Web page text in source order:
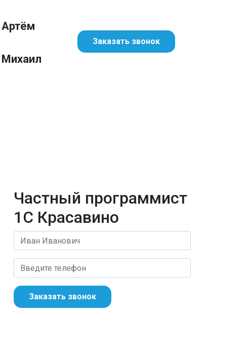
Артём
Михаил
Заказать звонок
Частный программист
1С Красавино
Заказать звонок